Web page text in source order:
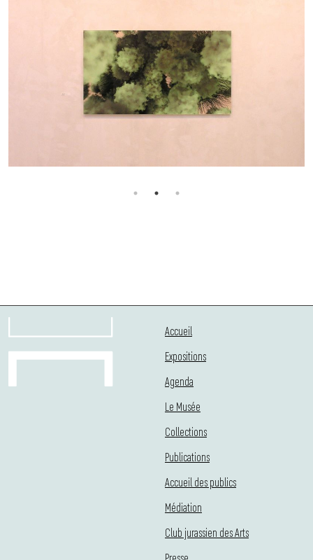
Accueil
Expositions
Agenda
Le Musée
Collections
Publications
Accueil des publics
Médiation
Club jurassien des Arts